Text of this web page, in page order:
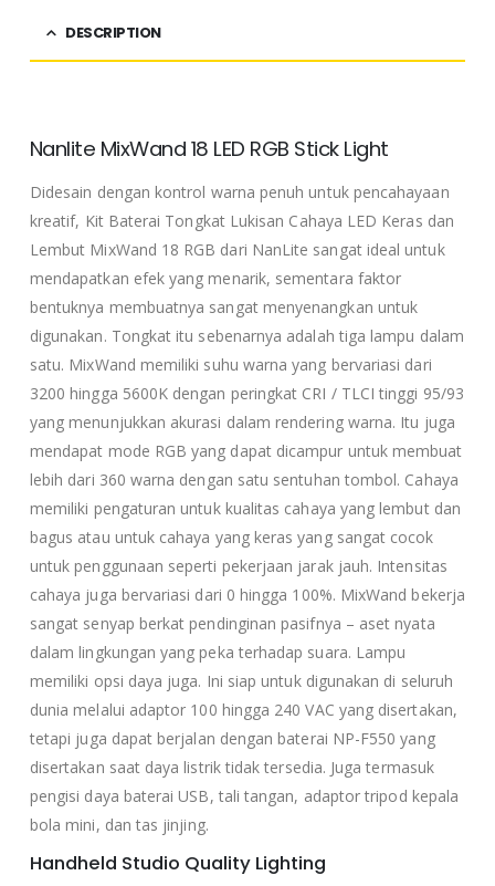
DESCRIPTION
Nanlite MixWand 18 LED RGB Stick Light
Didesain dengan kontrol warna penuh untuk pencahayaan
kreatif, Kit Baterai Tongkat Lukisan Cahaya LED Keras dan
Lembut MixWand 18 RGB dari NanLite sangat ideal untuk
mendapatkan efek yang menarik, sementara faktor
bentuknya membuatnya sangat menyenangkan untuk
digunakan. Tongkat itu sebenarnya adalah tiga lampu dalam
satu. MixWand memiliki suhu warna yang bervariasi dari
3200 hingga 5600K dengan peringkat CRI / TLCI tinggi 95/93
yang menunjukkan akurasi dalam rendering warna. Itu juga
mendapat mode RGB yang dapat dicampur untuk membuat
lebih dari 360 warna dengan satu sentuhan tombol. Cahaya
memiliki pengaturan untuk kualitas cahaya yang lembut dan
bagus atau untuk cahaya yang keras yang sangat cocok
untuk penggunaan seperti pekerjaan jarak jauh. Intensitas
cahaya juga bervariasi dari 0 hingga 100%. MixWand bekerja
sangat senyap berkat pendinginan pasifnya – aset nyata
dalam lingkungan yang peka terhadap suara. Lampu
memiliki opsi daya juga. Ini siap untuk digunakan di seluruh
dunia melalui adaptor 100 hingga 240 VAC yang disertakan,
tetapi juga dapat berjalan dengan baterai NP-F550 yang
disertakan saat daya listrik tidak tersedia. Juga termasuk
pengisi daya baterai USB, tali tangan, adaptor tripod kepala
bola mini, dan tas jinjing.
Handheld Studio Quality Lighting